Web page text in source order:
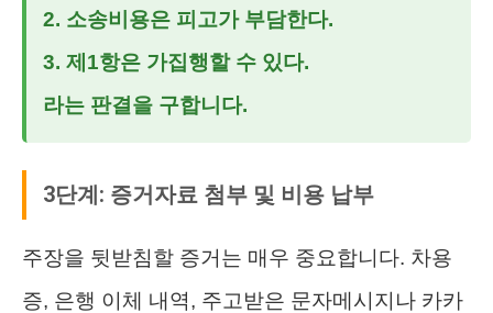
2. 소송비용은 피고가 부담한다.
3. 제1항은 가집행할 수 있다.
라는 판결을 구합니다.
3단계: 증거자료 첨부 및 비용 납부
주장을 뒷받침할 증거는 매우 중요합니다. 차용
증, 은행 이체 내역, 주고받은 문자메시지나 카카